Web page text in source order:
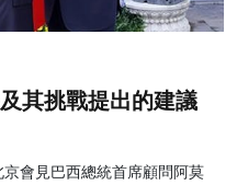
其挑戰提出的建議
會見巴西總統首席顧問阿莫